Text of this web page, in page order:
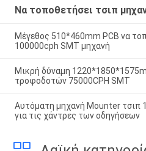
Να τοποθετήσει τσιπ
Μέγεθος 510*460mm PCB να
100000cph SMT μηχανή
Μικρή δύναμη
τροφοδοτών 75000CPH SMT
Αυτόματη μηχανή Mounter τσιπ
για τις χάντρες των οδηγήσεων